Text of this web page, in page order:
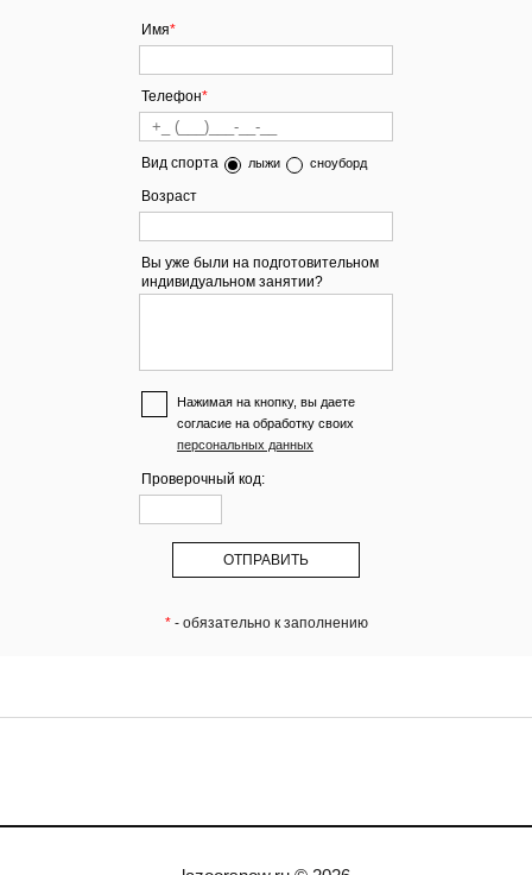
Имя*
Телефон*
Вид спорта лыжи сноуборд
Возраст
Вы уже были на подготовительном
индивидуальном занятии?
Нажимая на кнопку, вы даете
согласие на обработку своих
персональных данных
Проверочный код:
*- обязательно к заполнению